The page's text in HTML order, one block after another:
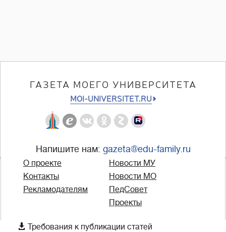
ГАЗЕТА МОЕГО УНИВЕРСИТЕТА
MOI-UNIVERSITET.RU
Напишите нам: gazeta@edu-family.ru
О проекте
Контакты
Рекламодателям
Новости МУ
Новости МО
ПедСовет
Проекты
 Требования к публикации статей